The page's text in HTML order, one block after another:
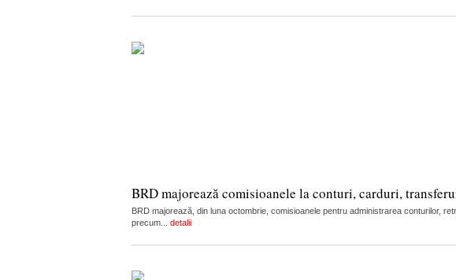
BRD majorează comisioanele la conturi, carduri,
BRD majorează, din luna octombrie, comisioanele pentru administrarea conturilor,
precum... detalii